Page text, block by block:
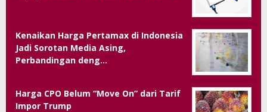
Kenaikan Harga Pertamax di Indonesia
Jadi Sorotan Media Asing,
Perbandingan deng…
Harga CPO Belum “Move On” dari Tarif
Impor Trump